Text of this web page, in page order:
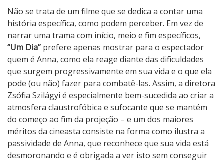
Não se trata de um filme que se dedica a contar uma
história específica, como podem perceber. Em vez de
narrar uma trama com início, meio e fim específicos,
“Um Dia” prefere apenas mostrar para o espectador
quem é Anna, como ela reage diante das dificuldades
que surgem progressivamente em sua vida e o que ela
pode (ou não) fazer para combatê-las. Assim, a diretora
Zsófia Szilágyi é especialmente bem-sucedida ao criar a
atmosfera claustrofóbica e sufocante que se mantém
do começo ao fim da projeção – e um dos maiores
méritos da cineasta consiste na forma como ilustra a
passividade de Anna, que reconhece que sua vida está
desmoronando e é obrigada a ver isto sem conseguir